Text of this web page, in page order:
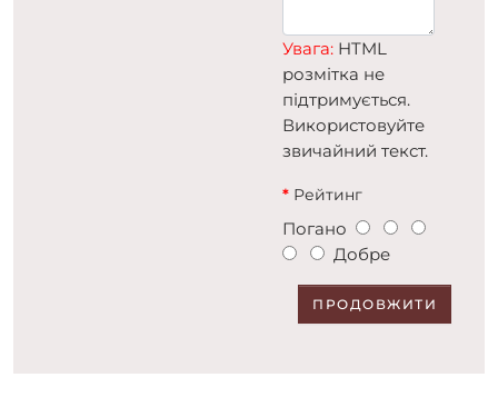
Увага: HTML
розмітка не
підтримується.
Використовуйте
звичайний текст.
Рейтинг
Погано
Добре
ПРОДОВЖИТИ